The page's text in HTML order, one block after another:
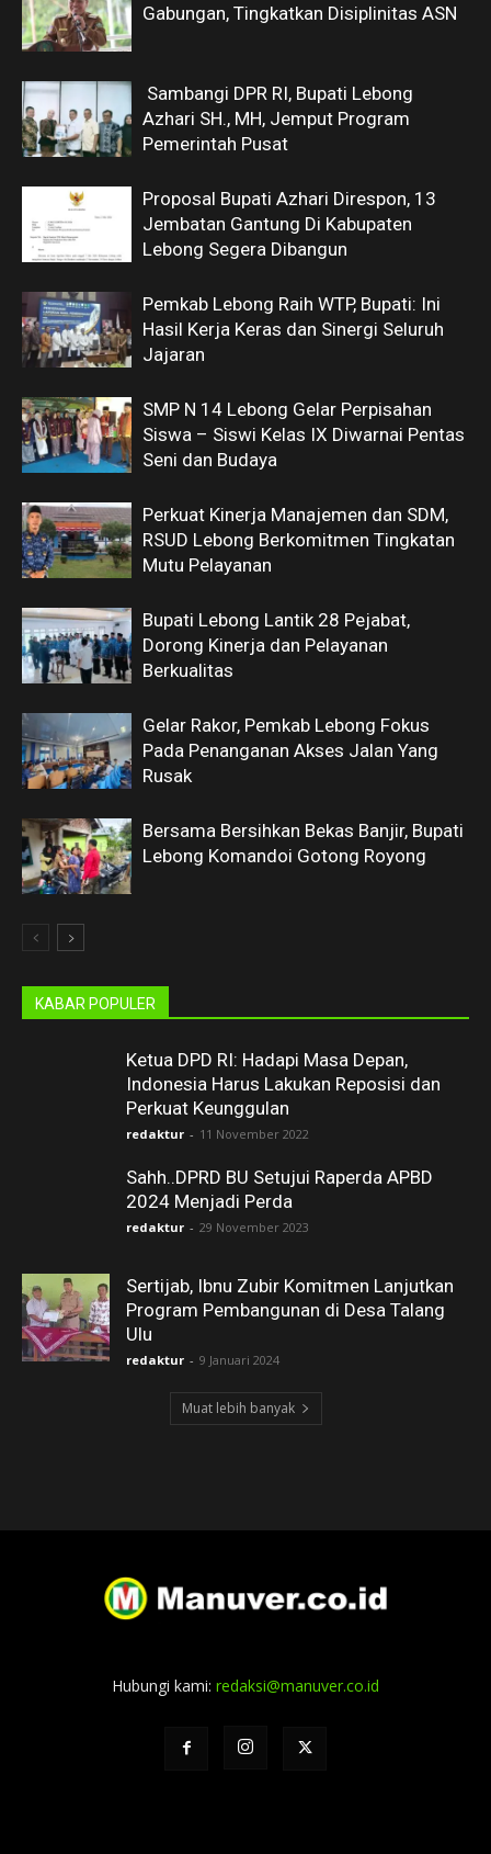
Gabungan, Tingkatkan Disiplinitas ASN
Sambangi DPR RI, Bupati Lebong
Azhari SH., MH, Jemput Program
Pemerintah Pusat
Proposal Bupati Azhari Direspon, 13
Jembatan Gantung Di Kabupaten
Lebong Segera Dibangun
Pemkab Lebong Raih WTP, Bupati: Ini
Hasil Kerja Keras dan Sinergi Seluruh
Jajaran
SMP N 14 Lebong Gelar Perpisahan
Siswa – Siswi Kelas IX Diwarnai Pentas
Seni dan Budaya
Perkuat Kinerja Manajemen dan SDM,
RSUD Lebong Berkomitmen Tingkatan
Mutu Pelayanan
Bupati Lebong Lantik 28 Pejabat,
Dorong Kinerja dan Pelayanan
Berkualitas
Gelar Rakor, Pemkab Lebong Fokus
Pada Penanganan Akses Jalan Yang
Rusak
Bersama Bersihkan Bekas Banjir, Bupati
Lebong Komandoi Gotong Royong
KABAR POPULER
Ketua DPD RI: Hadapi Masa Depan,
Indonesia Harus Lakukan Reposisi dan
Perkuat Keunggulan
redaktur - 11 November 2022
Sahh..DPRD BU Setujui Raperda APBD
2024 Menjadi Perda
redaktur - 29 November 2023
Sertijab, Ibnu Zubir Komitmen Lanjutkan
Program Pembangunan di Desa Talang
Ulu
redaktur - 9 Januari 2024
Muat lebih banyak
Hubungi kami: redaksi@manuver.co.id